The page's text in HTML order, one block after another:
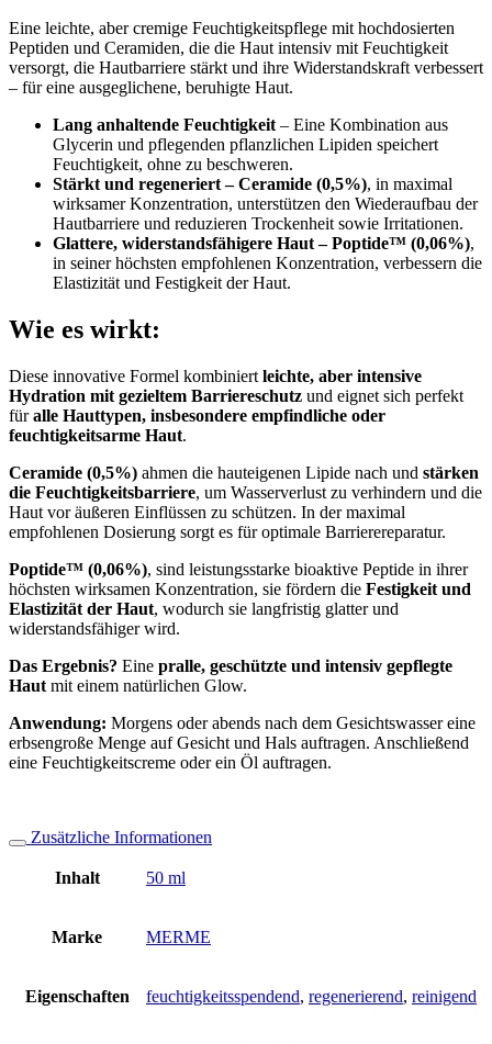
Eine leichte, aber cremige Feuchtigkeitspflege mit hochdosierten
Peptiden und Ceramiden, die die Haut intensiv mit Feuchtigkeit
versorgt, die Hautbarriere stärkt und ihre Widerstandskraft verbessert
– für eine ausgeglichene, beruhigte Haut.
Lang anhaltende Feuchtigkeit – Eine Kombination aus
Glycerin und pflegenden pflanzlichen Lipiden speichert
Feuchtigkeit, ohne zu beschweren.
Stärkt und regeneriert –Ceramide (0,5%), in maximal
wirksamer Konzentration, unterstützen den Wiederaufbau der
Hautbarriere und reduzieren Trockenheit sowie Irritationen.
Glattere, widerstandsfähigere Haut – Poptide™ (0,06%),
in seiner höchsten empfohlenen Konzentration, verbessern die
Elastizität und Festigkeit der Haut.
Wie es wirkt:
Diese innovative Formel kombiniert leichte, aber intensive
Hydration mit gezieltem Barriereschutz und eignet sich perfekt
füralle Hauttypen, insbesondere empfindliche oder
feuchtigkeitsarme Haut.
Ceramide (0,5%) ahmen die hauteigenen Lipide nach und stärken
die Feuchtigkeitsbarriere, um Wasserverlust zu verhindern und die
Haut vor äußeren Einflüssen zu schützen. In der maximal
empfohlenen Dosierung sorgt es für optimale Barrierereparatur.
Poptide™ (0,06%), sind leistungsstarke bioaktive Peptide in ihrer
höchsten wirksamen Konzentration, sie fördern die Festigkeit und
Elastizität der Haut, wodurch sie langfristig glatter und
widerstandsfähiger wird.
Das Ergebnis? Eine pralle, geschützte und intensiv gepflegte
Haut mit einem natürlichen Glow.
Anwendung: Morgens oder abends nach dem Gesichtswasser eine
erbsengroße Menge auf Gesicht und Hals auftragen. Anschließend
eine Feuchtigkeitscreme oder ein Öl auftragen.
Zusätzliche Informationen
Inhalt 50 ml
Marke MERME
Eigenschaften feuchtigkeitsspendend, regenerierend, reinigend